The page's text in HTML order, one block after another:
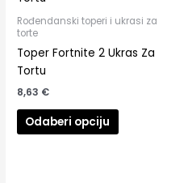
Rođendanski toperi i ukrasi za
torte
Toper Fortnite 2 Ukras Za
Tortu
8,63 €
Odaberi opciju